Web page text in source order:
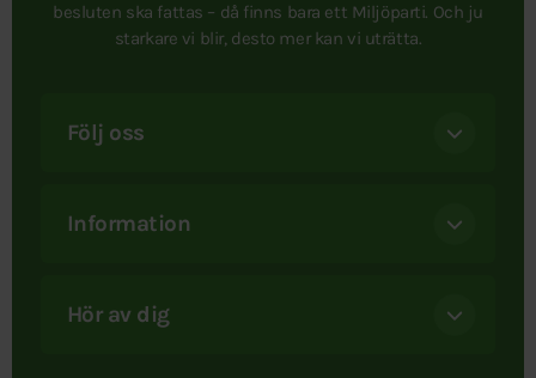
besluten ska fattas – då finns bara ett Miljöparti. Och ju
starkare vi blir, desto mer kan vi uträtta.
Följ oss
Information
Hör av dig